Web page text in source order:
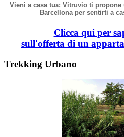
Vieni a casa tua: Vitruvio ti
Barcellona per sentirti a
Clicca qui per
sull'offerta di un
Trekking Urbano